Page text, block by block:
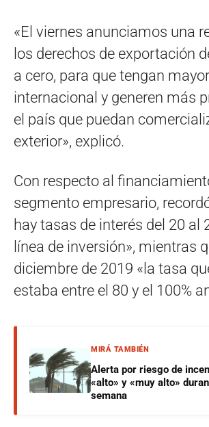
«El viernes anunciamos una
los derechos de exportación
a cero, para que tengan
internacional y generen más
el país que puedan
exterior», explicó.
Con respecto al
segmento empresario,
hay tasas de interés del 20 al
línea de inversión», mientras
diciembre de 2019 «la tasa
estaba entre el 80 y el 100%
MIRÁ TAMBIÉN
Alerta por riesgo de
«alto» y «muy alto»
semana